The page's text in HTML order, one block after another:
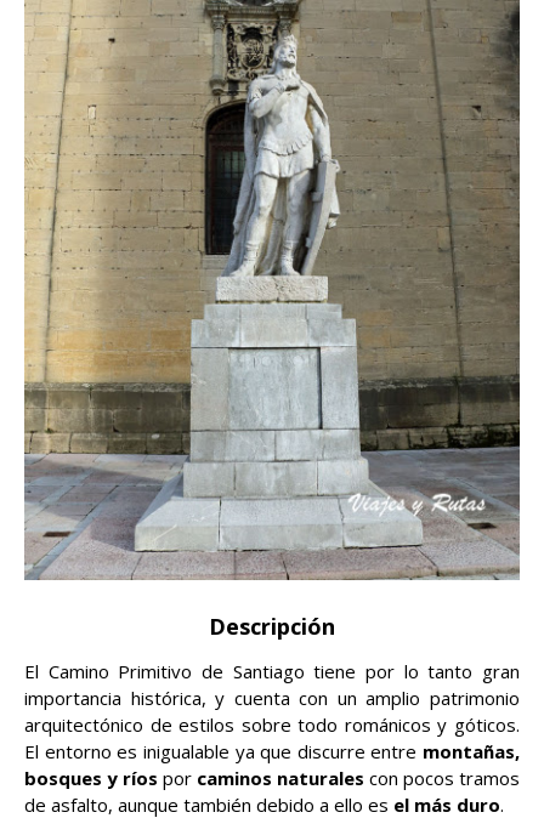
Descripción
El Camino Primitivo de Santiago tiene por lo tanto gran
importancia histórica, y cuenta con un amplio patrimonio
arquitectónico de estilos sobre todo románicos y góticos.
El entorno es inigualable ya que discurre entre montañas,
bosques y ríos por caminos naturales con pocos tramos
de asfalto, aunque también debido a ello es el más duro.